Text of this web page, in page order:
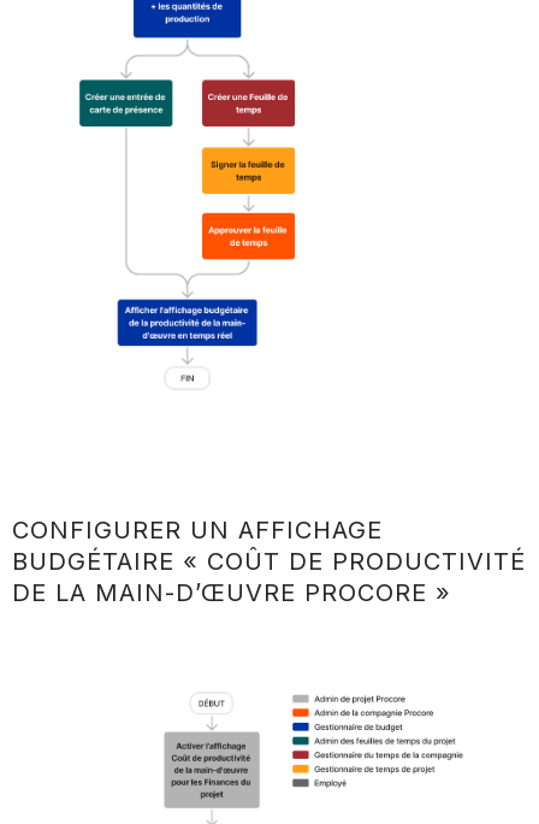
CONFIGURER UN AFFICHAGE
BUDGÉTAIRE « COÛT DE PRODUCTIVITÉ
DE LA MAIN-D’ŒUVRE PROCORE »